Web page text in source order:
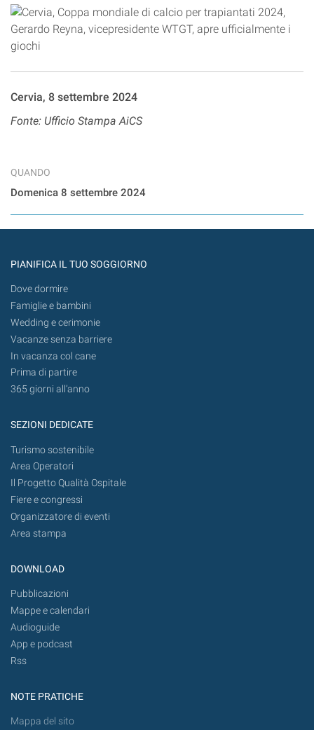
Cervia, 8 settembre 2024
Fonte: Ufficio Stampa AiCS
QUANDO
Domenica 8 settembre 2024
PIANIFICA IL TUO SOGGIORNO
Dove dormire
Famiglie e bambini
Wedding e cerimonie
Vacanze senza barriere
In vacanza col cane
Prima di partire
365 giorni all’anno
SEZIONI DEDICATE
Turismo sostenibile
Area Operatori
Il Progetto Qualità Ospitale
Fiere e congressi
Organizzatore di eventi
Area stampa
DOWNLOAD
Pubblicazioni
Mappe e calendari
Audioguide
App e podcast
Rss
NOTE PRATICHE
Mappa del sito